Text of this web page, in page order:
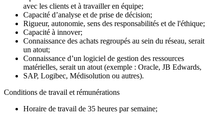
avec les clients et à travailler en équipe;
Capacité d’analyse et de prise de décision;
Rigueur, autonomie, sens des responsabilités et de l'éthique;
Capacité à innover;
Connaissance des achats regroupés au sein du réseau, serait
un atout;
Connaissance d’un logiciel de gestion des ressources
matérielles, serait un atout (exemple : Oracle, JB Edwards,
SAP, Logibec, Médisolution ou autres).
Conditions de travail et rémunérations
Horaire de travail de 35 heures par semaine;